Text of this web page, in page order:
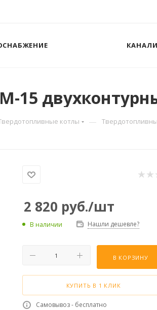
15
котлы —
2 820 руб./шт
В наличии Нашли дешевле?
В КОРЗИНУ
КУПИТЬ В 1 КЛИК
Самовывоз - бесплатно